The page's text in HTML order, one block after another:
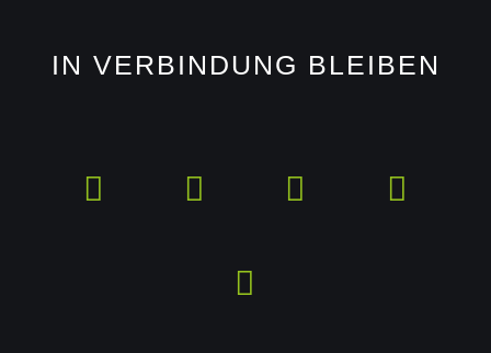
IN VERBINDUNG BLEIBEN